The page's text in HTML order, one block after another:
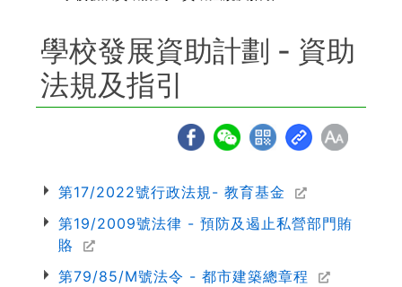
學校發展資助計劃 - 資助
法規及指引
第17/2022號行政法規- 教育基金
第19/2009號法律 - 預防及遏止私營部門賄
賂
第79/85/M號法令 - 都市建築總章程